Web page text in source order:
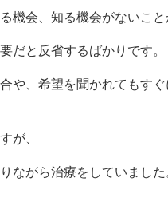
会、知る機会がないこと
だと反省するばかりです。
や、希望を聞かれてもす
が、
ながら治療をしていました